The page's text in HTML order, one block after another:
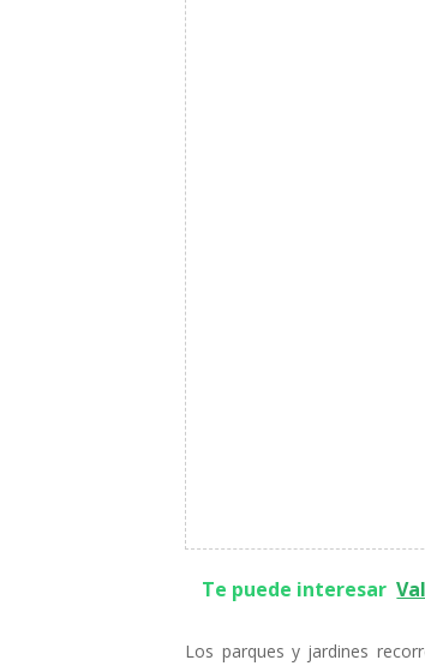
Te puede interesar
Los parques y jardines